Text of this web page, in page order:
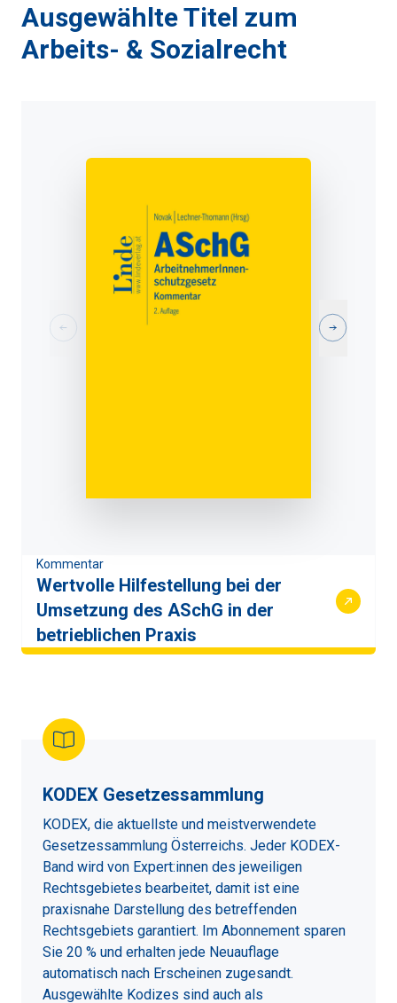
Ausgewählte Titel zum
Arbeits- & Sozialrecht
Kommentar
Wertvolle Hilfestellung bei der
Umsetzung des ASchG in der
betrieblichen Praxis
KODEX Gesetzessammlung
KODEX, die aktuellste und meistverwendete
Gesetzessammlung Österreichs. Jeder KODEX-
Band wird von Expert:innen des jeweiligen
Rechtsgebietes bearbeitet, damit ist eine
praxisnahe Darstellung des betreffenden
Rechtsgebiets garantiert. Im Abonnement sparen
Sie 20 % und erhalten jede Neuauflage
automatisch nach Erscheinen zugesandt.
Ausgewählte Kodizes sind auch als